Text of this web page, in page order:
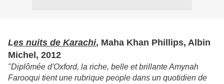
Les nuits de Karachi, Maha Khan Phillips, Albin
Michel, 2012
"Diplômée d'Oxford, la riche, belle et brillante Amynah
Farooqui tient une rubrique people dans un quotidien de